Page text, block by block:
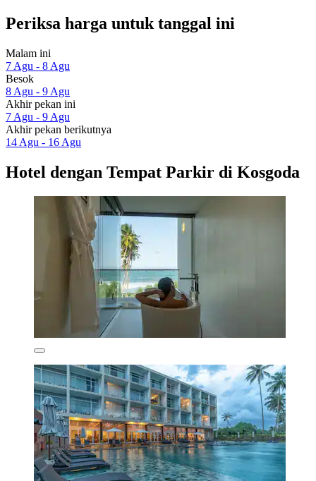
Periksa harga untuk tanggal ini
Malam ini
7 Agu - 8 Agu
Besok
8 Agu - 9 Agu
Akhir pekan ini
7 Agu - 9 Agu
Akhir pekan berikutnya
14 Agu - 16 Agu
Hotel dengan Tempat Parkir di Kosgoda